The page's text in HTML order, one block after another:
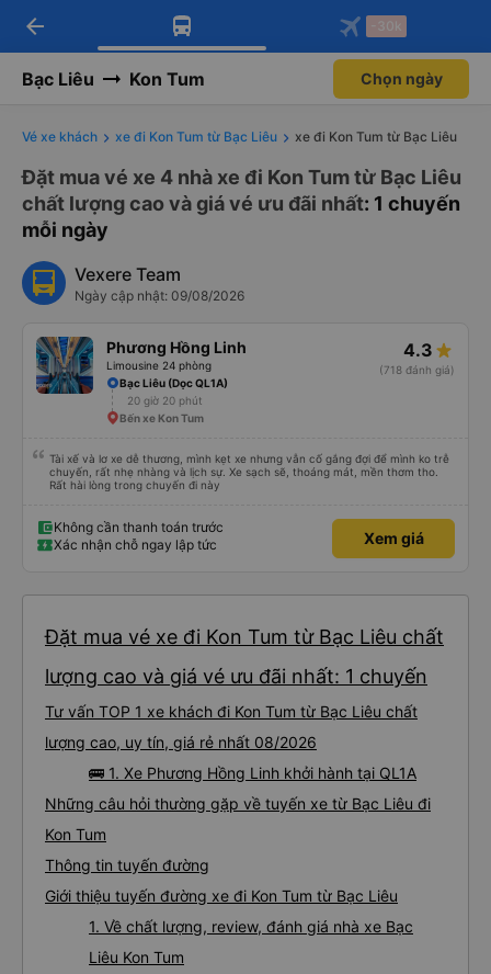
Tải app Vexere ngay!
Nhận ưu đãi thành viên độc
Mở app
Tải app Vexere
-30k/ghế khi đặt vé máy bay qua
Mở app
arrow_back -30k
Bạc Liêu Kon Tum Chọn ngày
Vé xe khách xe đi Kon Tum từ Bạc Liêu xe đi Kon Tum từ Bạc Liêu
Đặt mua vé xe 4 nhà xe đi Kon Tum từ Bạc Liêu
chất lượng cao và giá vé ưu đãi nhất: 1 chuyến
mỗi ngày
Vexere Team
Ngày cập nhật: 09/08/2026
Phương Hồng Linh
Limousine 24 phòng
4.3
(718 đánh giá)
Bạc Liêu (Dọc QL1A)
20 giờ 20 phút
Bến xe Kon Tum
Tài xế và lơ xe dễ thương, mình kẹt xe nhưng vẫn cố gắng đợi để mình ko trễ
chuyến, rất nhẹ nhàng và lịch sự. Xe sạch sẽ, thoáng mát, mền thơm tho.
Rất hài lòng trong chuyến đi này
Không cần thanh toán trước
Xác nhận chỗ ngay lập tức
Xem giá
Đặt mua vé xe đi Kon Tum từ Bạc Liêu chất
lượng cao và giá vé ưu đãi nhất: 1 chuyến
Tư vấn TOP 1 xe khách đi Kon Tum từ Bạc Liêu chất
lượng cao, uy tín, giá rẻ nhất 08/2026
🚌 1. Xe Phương Hồng Linh khởi hành tại QL1A
Những câu hỏi thường gặp về tuyến xe từ Bạc Liêu đi
Kon Tum
Thông tin tuyến đường
Giới thiệu tuyến đường xe đi Kon Tum từ Bạc Liêu
1. Về chất lượng, review, đánh giá nhà xe Bạc
Liêu Kon Tum